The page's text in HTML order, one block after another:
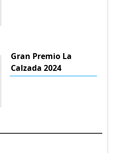
Gran Premio La
Calzada 2024